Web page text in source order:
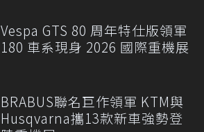
Vespa GTS 80 周年特仕版領軍
180 車系現身 2026 國際重機展
BRABUS聯名巨作領軍 KTM與
Husqvarna攜13款新車強勢登